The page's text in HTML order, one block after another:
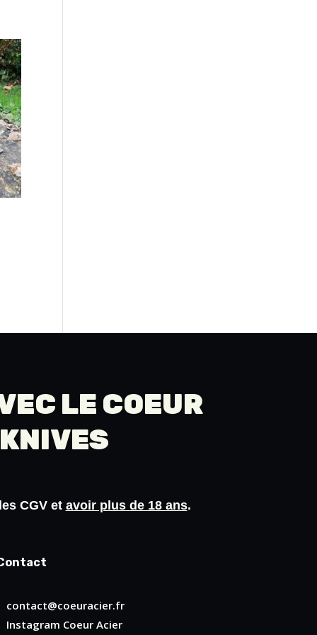
LE COEUR
CGVet avoir plus de 18 ans.
contact@coeuracier.fr
Instagram Coeur Acier